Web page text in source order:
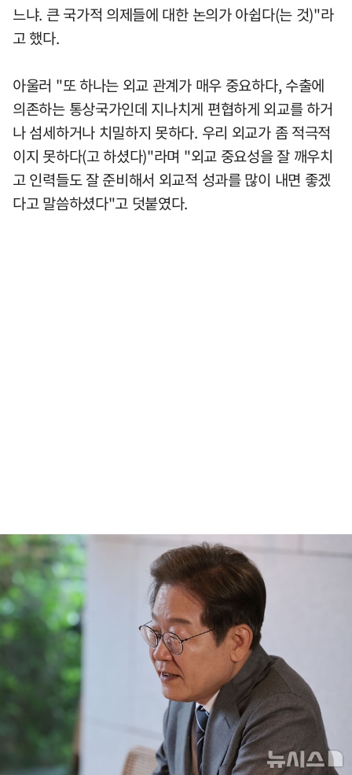
느냐. 큰 국가적 의제들에 대한 논의가 아쉽다(는 것)"라
고 했다.
아울러 "또 하나는 외교 관계가 매우 중요하다, 수출에
의존하는 통상국가인데 지나치게 편협하게 외교를 하거
나 섬세하거나 치밀하지 못하다. 우리 외교가 좀 적극적
이지 못하다(고 하셨다)"라며 "외교 중요성을 잘 깨우치
고 인력들도 잘 준비해서 외교적 성과를 많이 내면 좋겠
다고 말씀하셨다"고 덧붙였다.